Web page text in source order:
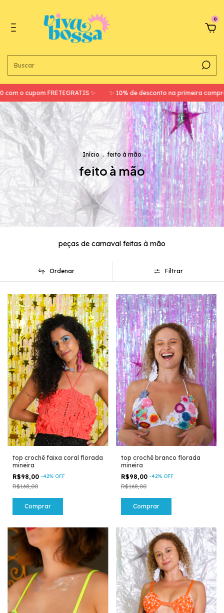
0
FRETEGRATIS ✨ ✨ 10% de desconto na primeira compra com
Início . feito à mão
feito à mão
peças de carnaval feitas à mão
Ordenar Filtrar
top crochê faixa coral florada
mineira
R$98,00 -42% OFF
R$168,00
Comprar
top crochê branco florada
mineira
R$98,00 -42% OFF
R$168,00
Comprar